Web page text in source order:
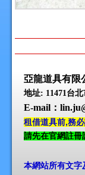
亞龍道具有限
地址: 11471台
E-mail ：
租借道具前,務
請先在官網註冊
本網站所有文字